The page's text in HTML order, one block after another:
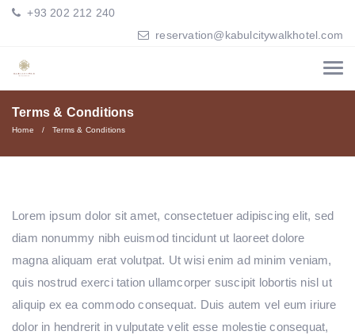
+93 202 212 240
reservation@kabulcitywalkhotel.com
Terms & Conditions
Home Terms & Conditions
Lorem ipsum dolor sit amet, consectetuer adipiscing elit, sed
diam nonummy nibh euismod tincidunt ut laoreet dolore
magna aliquam erat volutpat. Ut wisi enim ad minim veniam,
quis nostrud exerci tation ullamcorper suscipit lobortis nisl ut
aliquip ex ea commodo consequat. Duis autem vel eum iriure
dolor in hendrerit in vulputate velit esse molestie consequat,